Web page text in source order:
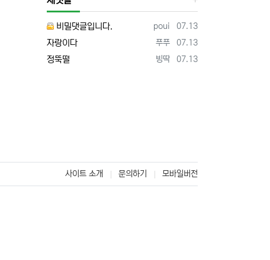
등록자
poui 등록일
07.13
비밀댓글입니다.
등록자
푸푸 등록일
07.13
자랑이다
등록자
빙딱 등록일
07.13
정뚝떨
사이트 소개 문의하기 모바일버전